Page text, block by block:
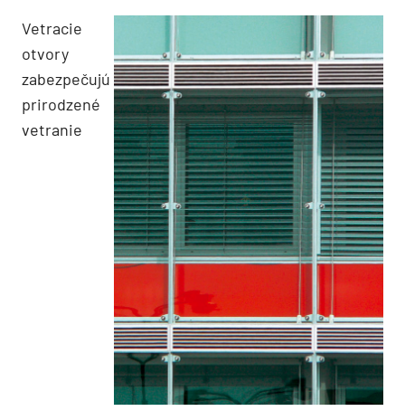
Vetracie
otvory
zabezpečujú
prirodzené
vetranie